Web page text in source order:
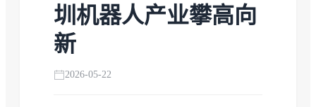
圳机器人产业攀高向
新
2026-05-22